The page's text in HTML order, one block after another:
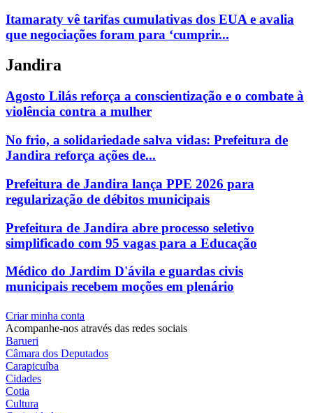
Itamaraty vê tarifas cumulativas dos EUA e avalia
que negociações foram para ‘cumprir...
Jandira
Agosto Lilás reforça a conscientização e o combate à
violência contra a mulher
No frio, a solidariedade salva vidas: Prefeitura de
Jandira reforça ações de...
Prefeitura de Jandira lança PPE 2026 para
regularização de débitos municipais
Prefeitura de Jandira abre processo seletivo
simplificado com 95 vagas para a Educação
Médico do Jardim D'ávila e guardas civis
municipais recebem moções em plenário
Criar minha conta
Acompanhe-nos através das redes sociais
Barueri
Câmara dos Deputados
Carapicuíba
Cidades
Cotia
Cultura